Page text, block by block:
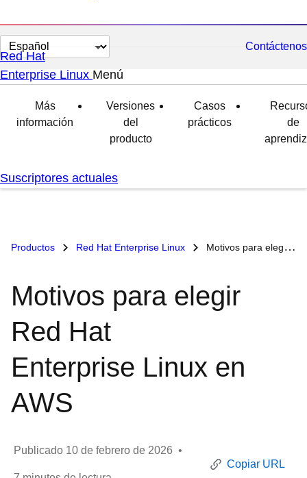
Cambiar
el
idioma
Contáctenos
Red Hat
Enterprise Linux Menú
Más
información
Versiones
del
producto
Casos
prácticos
de
Suscriptores actuales
Productos Red Hat Enterprise Linux Motivos para elegir Red Hat Enterprise Linux en AWS
Motivos para elegir
Red Hat
Enterprise Linux en
AWS
Publicado 10 de febrero de 2026 •
Copiar URL